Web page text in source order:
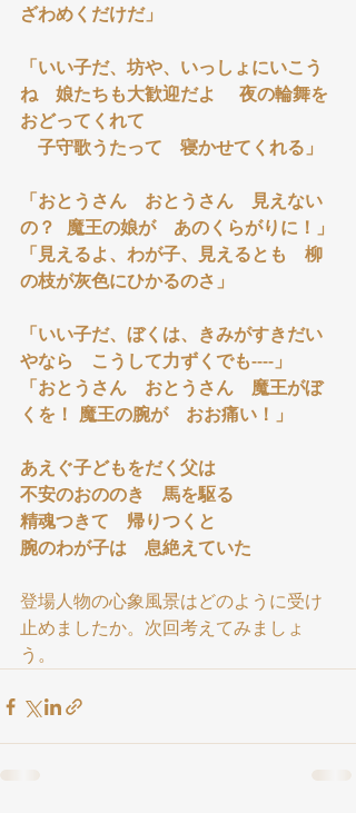
ざわめくだけだ」
「いい子だ、坊や、いっしょにいこう
ね　娘たちも大歓迎だよ 　夜の輪舞を
おどってくれて
子守歌うたって　寝かせてくれる」
「おとうさん　おとうさん　見えない
の？  魔王の娘が　あのくらがりに！」
「見えるよ、わが子、見えるとも　柳
の枝が灰色にひかるのさ」
「いい子だ、ぼくは、きみがすきだい
やなら　こうして力ずくでも----」
「おとうさん　おとうさん　魔王がぼ
くを！ 魔王の腕が　おお痛い！」
あえぐ子どもをだく父は
不安のおののき　馬を駆る
精魂つきて　帰りつくと
腕のわが子は　息絶えていた
登場人物の心象風景はどのように受け
止めましたか。次回考えてみましょ
う。